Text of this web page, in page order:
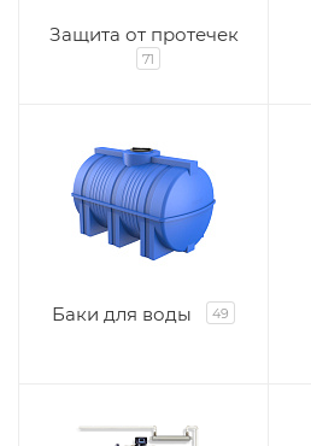
Защита от протечек
71
Баки для воды 49